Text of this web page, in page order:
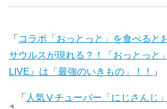
「 コラボ「おっとっと」を食べると
サウルスが現れる？！「おっとっと
LIVE』は「最強のいきもの」！！
」
「 人気Ⅴチューバー「にじさんじ